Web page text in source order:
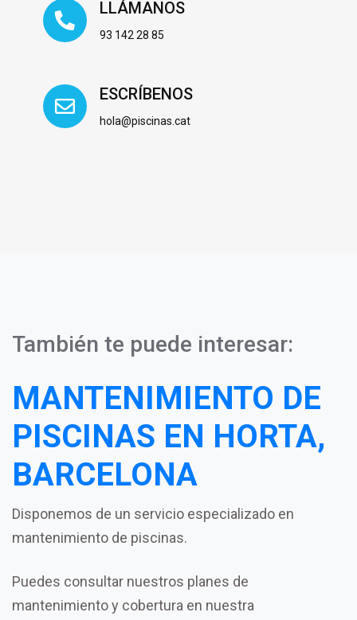
LLÁMANOS
93 142 28 85
ESCRÍBENOS
hola@piscinas.cat
También te puede interesar:
MANTENIMIENTO DE
PISCINAS EN HORTA,
BARCELONA
Disponemos de un servicio especializado en
mantenimiento de piscinas.
Puedes consultar nuestros planes de
mantenimiento y cobertura en nuestra